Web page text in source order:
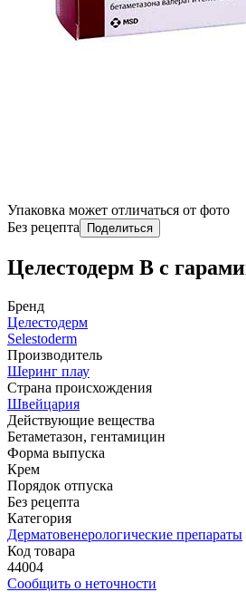
Упаковка может отличаться от фото
Без рецепта
Поделиться
Целестодерм В с
Бренд
Целестодерм
Selestoderm
Производитель
Шеринг плау
Страна происхождения
Швейцария
Действующие вещества
Бетаметазон, гентамицин
Форма выпуска
Крем
Порядок отпуска
Без рецепта
Категория
Дерматовенерологические препараты
Код товара
44004
Сообщить о неточности